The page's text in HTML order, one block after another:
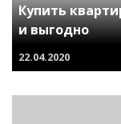
Купить
и выгодно
22.04.2020